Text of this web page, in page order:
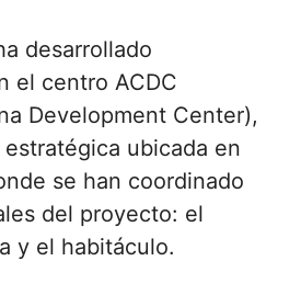
desarrollado
el centro ACDC
Development Center),
ubicada en
se han coordinado
del proyecto: el
y el habitáculo.